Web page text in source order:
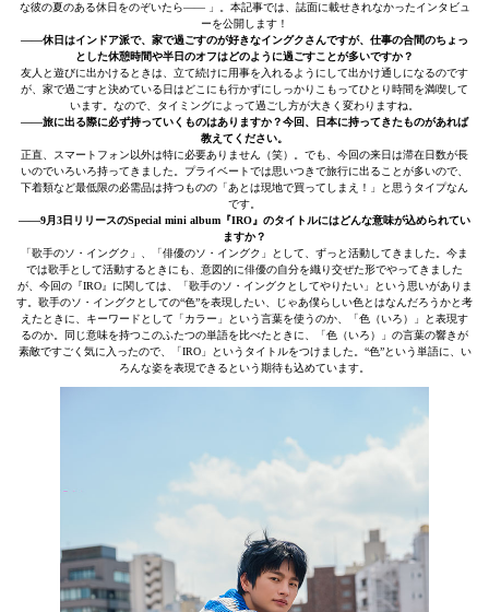
な彼の夏のある休日をのぞいたら—— 」。本記事では、誌面に載せきれなかったインタビュ
ーを公開します！
――休日はインドア派で、家で過ごすのが好きなイングクさんですが、仕事の合間のちょっ
とした休憩時間や半日のオフはどのように過ごすことが多いですか？
友人と遊びに出かけるときは、立て続けに用事を入れるようにして出かけ通しになるのです
が、家で過ごすと決めている日はどこにも行かずにしっかりこもってひとり時間を満喫して
います。なので、タイミングによって過ごし方が大きく変わりますね。
――旅に出る際に必ず持っていくものはありますか？今回、日本に持ってきたものがあれば
教えてください。
正直、スマートフォン以外は特に必要ありません（笑）。でも、今回の来日は滞在日数が長
いのでいろいろ持ってきました。プライベートでは思いつきで旅行に出ることが多いので、
下着類など最低限の必需品は持つものの「あとは現地で買ってしまえ！」と思うタイプなん
です。
――9月3日リリースのSpecial mini album『IRO』のタイトルにはどんな意味が込められてい
ますか？
「歌手のソ・イングク」、「俳優のソ・イングク」として、ずっと活動してきました。今ま
では歌手として活動するときにも、意図的に俳優の自分を織り交ぜた形でやってきました
が、今回の『IRO』に関しては、「歌手のソ・イングクとしてやりたい」という思いがありま
す。歌手のソ・イングクとしての“色”を表現したい、じゃあ僕らしい色とはなんだろうかと考
えたときに、キーワードとして「カラー」という言葉を使うのか、「色（いろ）」と表現す
るのか。同じ意味を持つこのふたつの単語を比べたときに、「色（いろ）」の言葉の響きが
素敵ですごく気に入ったので、「IRO」というタイトルをつけました。“色”という単語に、い
ろんな姿を表現できるという期待も込めています。